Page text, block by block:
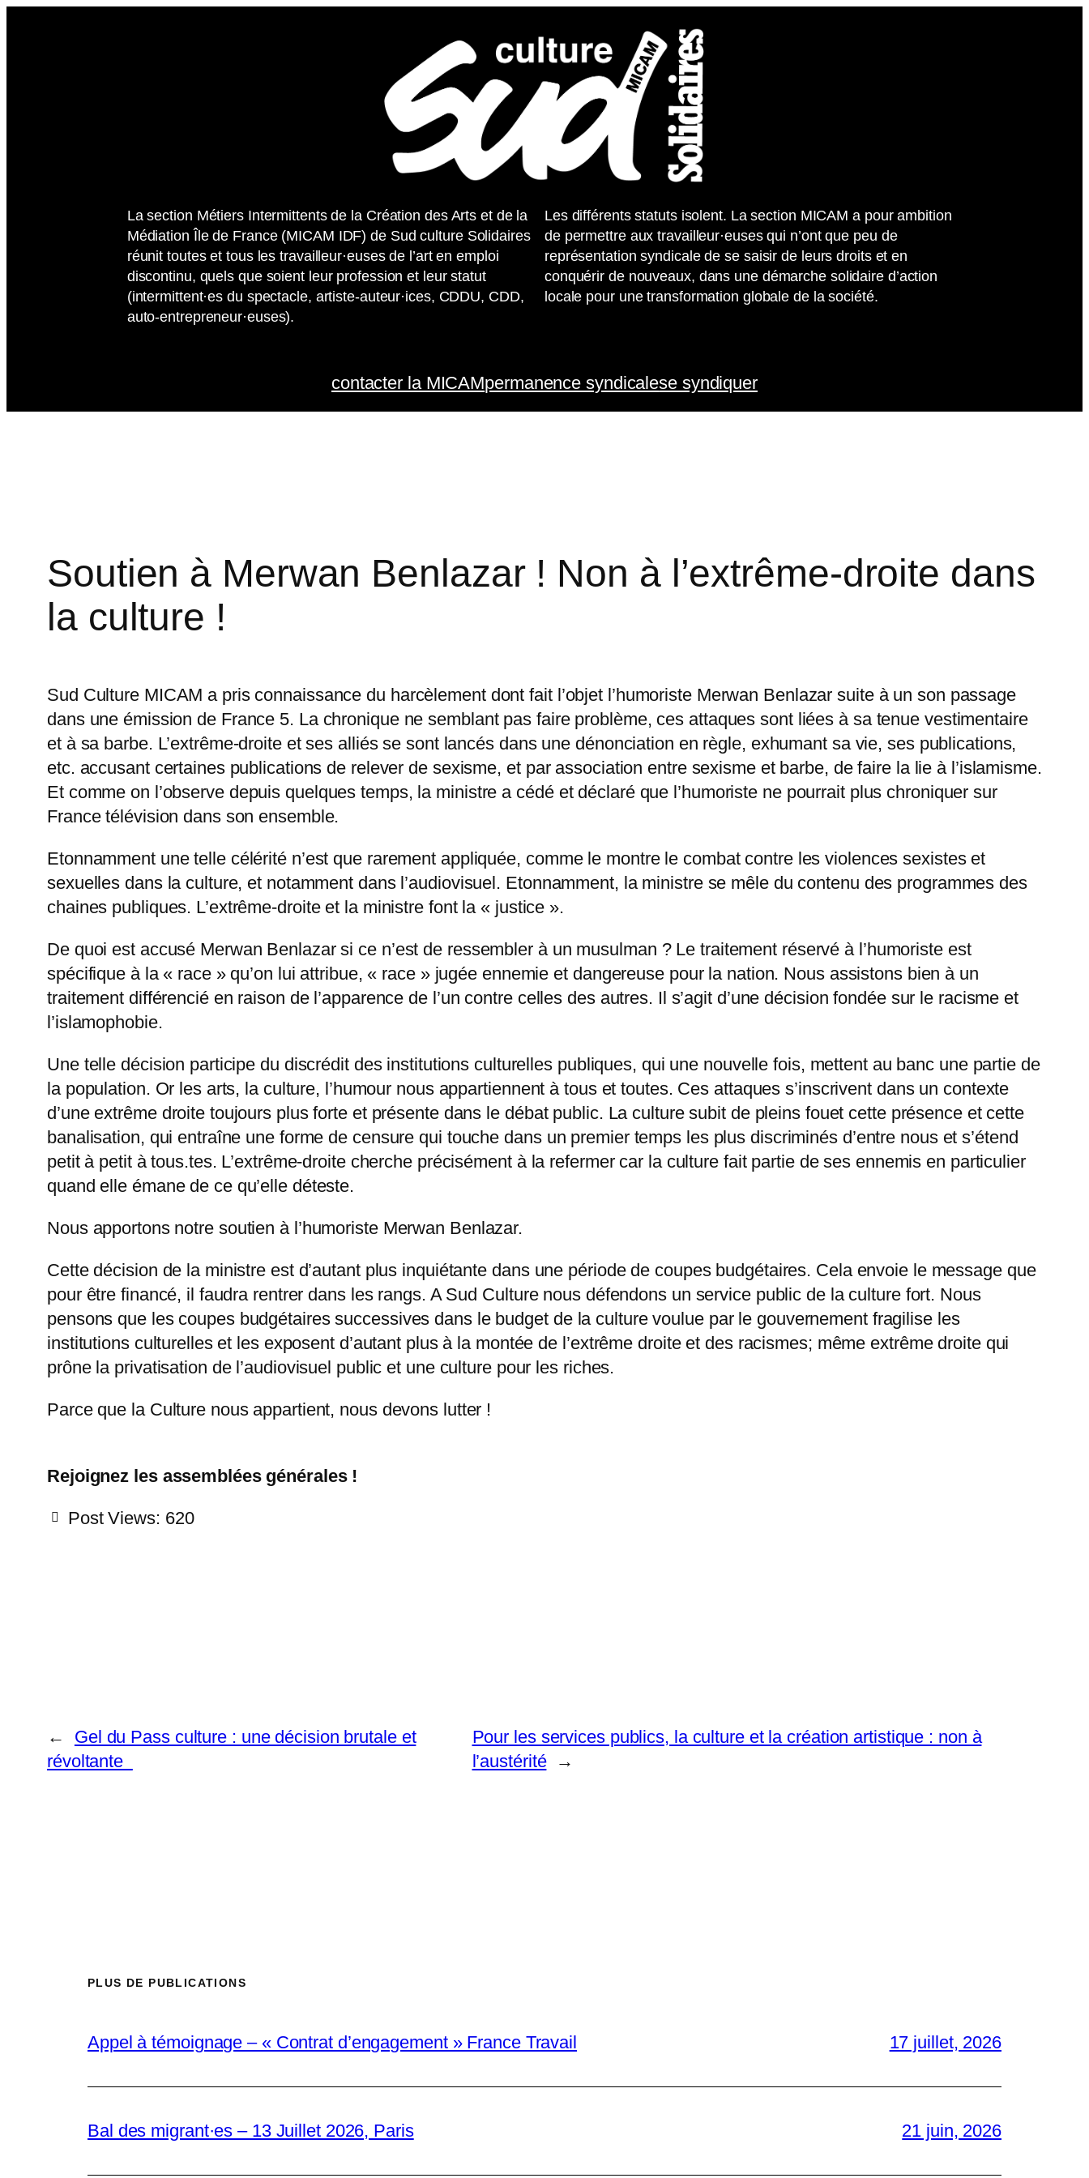
La section Métiers Intermittents de la Création des Arts et de la
Médiation Île de France (MICAM IDF) de Sud culture Solidaires
réunit toutes et tous les travailleur·euses de l’art en emploi
discontinu, quels que soient leur profession et leur statut
(intermittent·es du spectacle, artiste-auteur·ices, CDDU, CDD,
auto-entrepreneur·euses).
Les différents statuts isolent. La section MICAM a pour ambition
de permettre aux travailleur·euses qui n’ont que peu de
représentation syndicale de se saisir de leurs droits et en
conquérir de nouveaux, dans une démarche solidaire d’action
locale pour une transformation globale de la société.
contacter la MICAMpermanence syndicalese syndiquer
Soutien à Merwan Benlazar ! Non à l’extrême-droite dans
la culture !
Sud Culture MICAM a pris connaissance du harcèlement dont fait l’objet l’humoriste Merwan Benlazar suite à un son passage
dans une émission de France 5. La chronique ne semblant pas faire problème, ces attaques sont liées à sa tenue vestimentaire
et à sa barbe. L’extrême-droite et ses alliés se sont lancés dans une dénonciation en règle, exhumant sa vie, ses publications,
etc. accusant certaines publications de relever de sexisme, et par association entre sexisme et barbe, de faire la lie à l’islamisme.
Et comme on l’observe depuis quelques temps, la ministre a cédé et déclaré que l’humoriste ne pourrait plus chroniquer sur
France télévision dans son ensemble.
Etonnamment une telle célérité n’est que rarement appliquée, comme le montre le combat contre les violences sexistes et
sexuelles dans la culture, et notamment dans l’audiovisuel. Etonnamment, la ministre se mêle du contenu des programmes des
chaines publiques. L’extrême-droite et la ministre font la « justice ».
De quoi est accusé Merwan Benlazar si ce n’est de ressembler à un musulman ? Le traitement réservé à l’humoriste est
spécifique à la « race » qu’on lui attribue, « race » jugée ennemie et dangereuse pour la nation. Nous assistons bien à un
traitement différencié en raison de l’apparence de l’un contre celles des autres. Il s’agit d’une décision fondée sur le racisme et
l’islamophobie.
Une telle décision participe du discrédit des institutions culturelles publiques, qui une nouvelle fois, mettent au banc une partie de
la population. Or les arts, la culture, l’humour nous appartiennent à tous et toutes. Ces attaques s’inscrivent dans un contexte
d’une extrême droite toujours plus forte et présente dans le débat public. La culture subit de pleins fouet cette présence et cette
banalisation, qui entraîne une forme de censure qui touche dans un premier temps les plus discriminés d’entre nous et s’étend
petit à petit à tous.tes. L’extrême-droite cherche précisément à la refermer car la culture fait partie de ses ennemis en particulier
quand elle émane de ce qu’elle déteste.
Nous apportons notre soutien à l’humoriste Merwan Benlazar.
Cette décision de la ministre est d’autant plus inquiétante dans une période de coupes budgétaires. Cela envoie le message que
pour être financé, il faudra rentrer dans les rangs. A Sud Culture nous défendons un service public de la culture fort. Nous
pensons que les coupes budgétaires successives dans le budget de la culture voulue par le gouvernement fragilise les
institutions culturelles et les exposent d’autant plus à la montée de l’extrême droite et des racismes; même extrême droite qui
prône la privatisation de l’audiovisuel public et une culture pour les riches.
Parce que la Culture nous appartient, nous devons lutter !
Rejoignez les assemblées générales !
Post Views: 620
←
Gel du Pass culture : une décision brutale et
révoltante
Pour les services publics, la culture et la création artistique : non à
l’austérité
→
PLUS DE PUBLICATIONS
Appel à témoignage – « Contrat d’engagement » France Travail 17 juillet, 2026
Bal des migrant·es – 13 Juillet 2026, Paris 21 juin, 2026